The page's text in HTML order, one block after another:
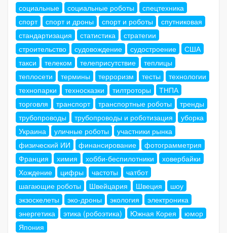
социальные
социальные роботы
спецтехника
спорт
спорт и дроны спорт и роботы
спутниковая
стандартизация
статистика
стратегии
строительство
судовождение судостроение
США
такси
телеком телеприсутствие
теплицы
теплосети
термины терроризм тесты
технологии
технопарки
техносказки тилтроторы
ТНПА
торговля
транспорт транспортные роботы
тренды
трубопроводы
трубопроводы и роботизация
уборка
Украина
уличные роботы
участники рынка
физический ИИ
финансирование
фотограмметрия
Франция
химия хобби-беспилотники
ховербайки
Хождение
цифры частоты
чатбот
шагающие роботы
Швейцария Швеция
шоу
экзоскелеты
эко-дроны экология
электроника
энергетика
этика (робоэтика) Южная Корея
юмор
Япония